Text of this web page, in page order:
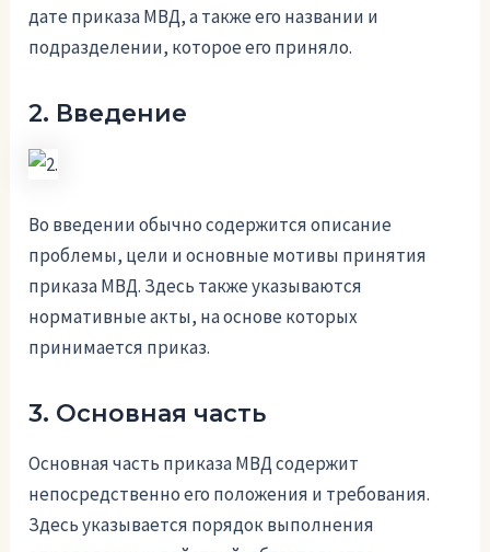
дате приказа МВД, а также его названии и
подразделении, которое его приняло.
2. Введение
Во введении обычно содержится описание
проблемы, цели и основные мотивы принятия
приказа МВД. Здесь также указываются
нормативные акты, на основе которых
принимается приказ.
3. Основная часть
Основная часть приказа МВД содержит
непосредственно его положения и требования.
Здесь указывается порядок выполнения